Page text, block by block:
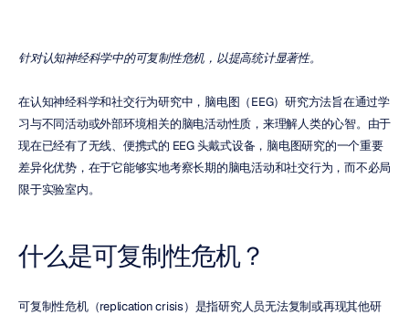
针对认知神经科学中的可复制性危机，以提高统计显著性。
在认知神经科学和社交行为研究中，脑电图（EEG）研究方法旨在通过学
习与不同活动或外部环境相关的脑电活动性质，来理解人类的心智。由于
现在已经有了无线、便携式的 EEG 头戴式设备，脑电图研究的一个重要
差异化优势，在于它能够实地考察长期的脑电活动和社交行为，而不必局
限于实验室内。
什么是可复制性危机？
可复制性危机（replication crisis）是指研究人员无法复制或再现其他研